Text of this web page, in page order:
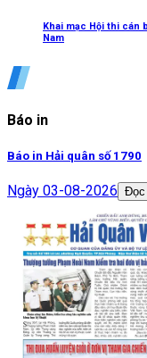
Khai mạc Hội thi cán
Nam
Báo in
Báo in Hải quân số 1790
Ngày 03-08-2026 Đọc